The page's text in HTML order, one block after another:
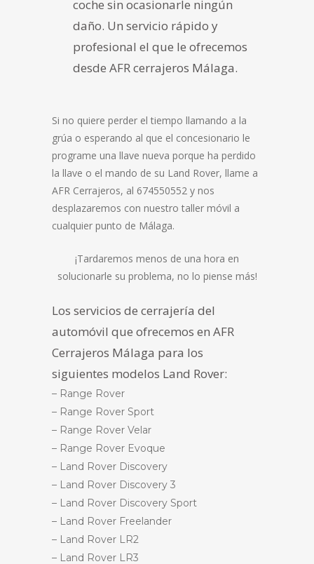
coche sin ocasionarle ningún
daño. Un servicio rápido y
profesional el que le ofrecemos
desde AFR cerrajeros Málaga.
Si no quiere perder el tiempo llamando a la
grúa o esperando al que el concesionario le
programe una llave nueva porque ha perdido
la llave o el mando de su Land Rover, llame a
AFR Cerrajeros, al 674550552 y nos
desplazaremos con nuestro taller móvil a
cualquier punto de Málaga.
¡Tardaremos menos de una hora en
solucionarle su problema, no lo piense más!
Los servicios de cerrajería del
automóvil que ofrecemos en AFR
Cerrajeros Málaga para los
siguientes modelos Land Rover:
– Range Rover
– Range Rover Sport
– Range Rover Velar
– Range Rover Evoque
– Land Rover Discovery
– Land Rover Discovery 3
– Land Rover Discovery Sport
– Land Rover Freelander
– Land Rover LR2
– Land Rover LR3